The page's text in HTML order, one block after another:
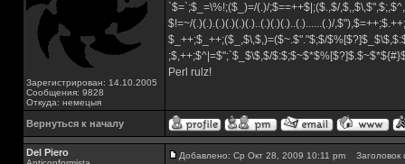
Зарегистрирован: 14.10.2005
Сообщения: 9828
Откуда: немецыя
`$=`;$_=\%!;($_)=/(.)/;$==++$|;($.,$/
$!=~/(.)(.).(.)(.)(.)(.)..(.)(.)(.)..(.)......(.)/
$_++;$_++;($_,$\,$,)=($~.$"."$;$/
;$,++;$^|=$";`$_$\$,$/
Perl rulz!
Вернуться к началу
Del Piero Добавлено: Ср Окт 28, 2009 10:11 pm Заголовок